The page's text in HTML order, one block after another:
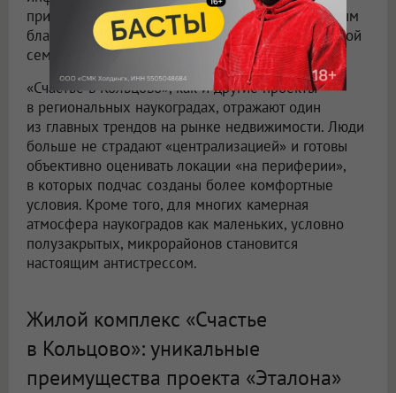
приватной атмосферой пригорода и комплексным
благоустройством спроектирован для комфортной
семейной жизни.
«Счастье в Кольцово», как и другие проекты
в региональных наукоградах, отражают один
из главных трендов на рынке недвижимости. Люди
больше не страдают «централизацией» и готовы
объективно оценивать локации «на периферии»,
в которых подчас созданы более комфортные
условия. Кроме того, для многих камерная
атмосфера наукоградов как маленьких, условно
полузакрытых, микрорайонов становится
настоящим антистрессом.
Жилой комплекс «Счастье
в Кольцово»: уникальные
преимущества проекта «Эталона»